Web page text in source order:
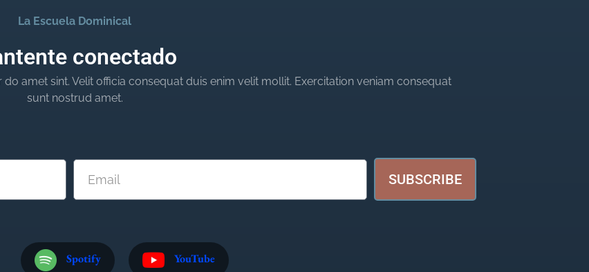
La Escuela Dominical
conectado
amet sint. Velit officia consequat duis enim velit mollit. Exercitation veniam consequat
sunt nostrud amet.
SUBSCRIBE
Spotify YouTube